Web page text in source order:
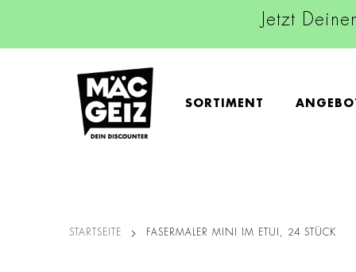
Jetzt
SORTIMENT
STARTSEITE FASERMALER MINI IM ETUI, 24 STÜCK